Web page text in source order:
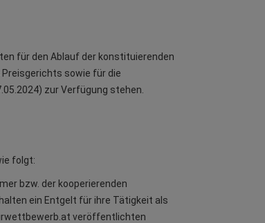
für den Ablauf der konstituierenden
sowie für die
zur Verfügung stehen.
folgt:
bzw. der kooperierenden
ein Entgelt für ihre Tätigkeit als
veröffentlichten